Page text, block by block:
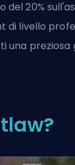
20%
di livello
una preziosa